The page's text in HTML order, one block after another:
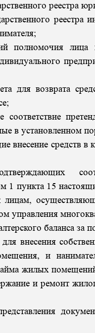
реестра
реестра
полномочия лица
для возврата
в установленном
средств в
1 пункта 15
лицам,
управления
баланса за
для внесения
и
жилых
и ремонт